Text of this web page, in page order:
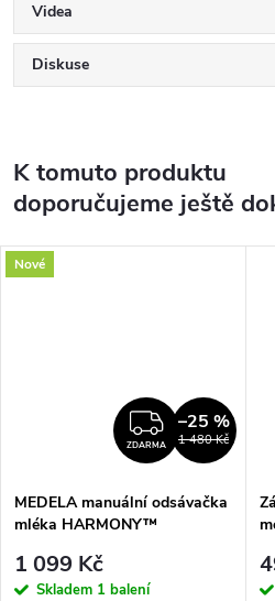
Videa
Diskuse
K tomuto produktu
doporučujeme ještě
Nové
ZDARMA
ZDARMA 1 480 Kč
–25 %
MEDELA manuální odsávačka
mléka HARMONY™
1 099 Kč
Skladem 1 balení